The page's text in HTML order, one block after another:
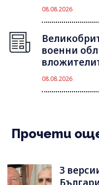
08.08.2026
военни
08.08.2026
Прочети
3